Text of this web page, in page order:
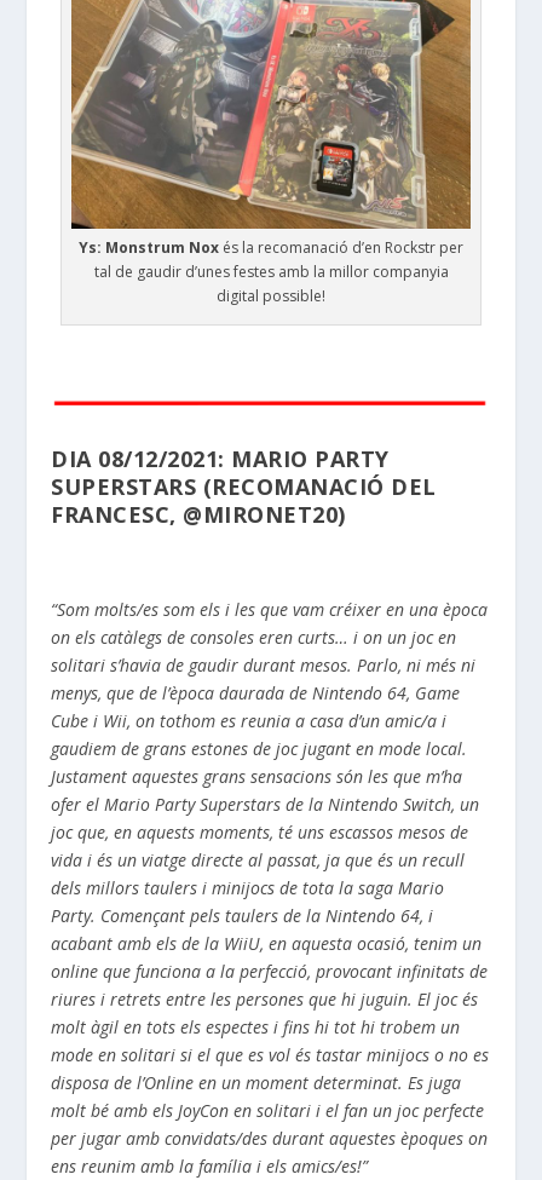
Ys: Monstrum Nox és la recomanació d’en Rockstr per
tal de gaudir d’unes festes amb la millor companyia
digital possible!
DIA 08/12/2021: MARIO PARTY
SUPERSTARS (RECOMANACIÓ DEL
FRANCESC, @MIRONET20)
“Som molts/es som els i les que vam créixer en una època
on els catàlegs de consoles eren curts… i on un joc en
solitari s’havia de gaudir durant mesos. Parlo, ni més ni
menys, que de l’època daurada de Nintendo 64, Game
Cube i Wii, on tothom es reunia a casa d’un amic/a i
gaudiem de grans estones de joc jugant en mode local.
Justament aquestes grans sensacions són les que m’ha
ofer el Mario Party Superstars de la Nintendo Switch, un
joc que, en aquests moments, té uns escassos mesos de
vida i és un viatge directe al passat, ja que és un recull
dels millors taulers i minijocs de tota la saga Mario
Party. Començant pels taulers de la Nintendo 64, i
acabant amb els de la WiiU, en aquesta ocasió, tenim un
online que funciona a la perfecció, provocant infinitats de
riures i retrets entre les persones que hi juguin. El joc és
molt àgil en tots els espectes i fins hi tot hi trobem un
mode en solitari si el que es vol és tastar minijocs o no es
disposa de l’Online en un moment determinat. Es juga
molt bé amb els JoyCon en solitari i el fan un joc perfecte
per jugar amb convidats/des durant aquestes èpoques on
ens reunim amb la família i els amics/es!”